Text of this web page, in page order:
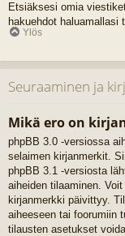
Etsiäksesi omia
hakuehdot haluamallasi
Ylös
Seuraaminen ja
Mikä ero on
phpBB 3.0 -versiossa
selaimen kirjanmerkit.
phpBB 3.1 -versiosta
aiheiden tilaaminen.
kirjanmerkki päivittyy.
aiheeseen tai foorumiin
tilausten asetukset